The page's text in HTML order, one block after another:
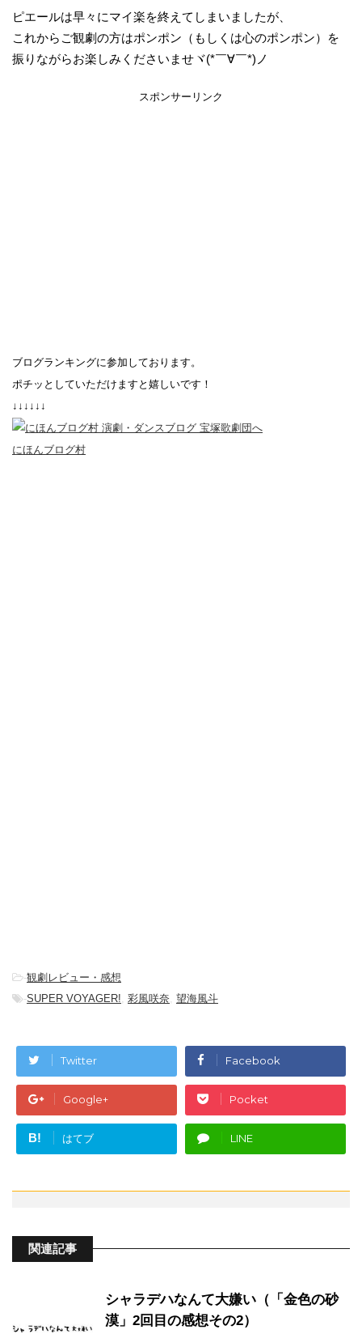
ピエールは早々にマイ楽を終えてしまいましたが、
これからご観劇の方はポンポン（もしくは心のポンポン）を
振りながらお楽しみくださいませヾ(*￣∀￣*)ノ
スポンサーリンク
ブログランキングに参加しております。
ポチッとしていただけますと嬉しいです！
↓↓↓↓↓↓
にほんブログ村
-観劇レビュー・感想
-SUPER VOYAGER! 彩風咲奈 望海風斗
Twitter Facebook
Google+ Pocket
B! はてブ LINE
関連記事
シャラデハなんて大嫌い（「金色の砂
漠」2回目の感想その2）